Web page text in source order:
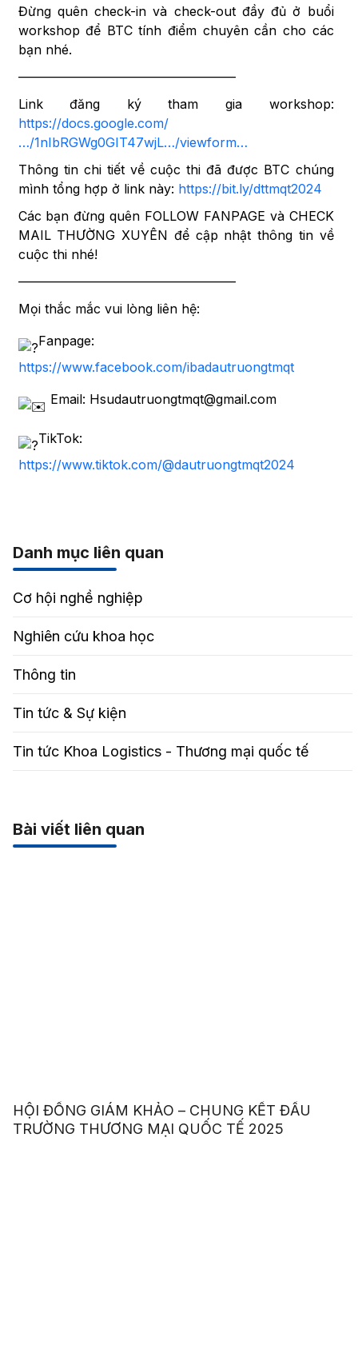
Đừng quên check-in và check-out đầy đủ ở buổi
workshop để BTC tính điểm chuyên cần cho các
bạn nhé.
—————————————————
Link đăng ký tham gia workshop:
https://docs.google.com/
…/1nIbRGWg0GIT47wjL…/viewform…
Thông tin chi tiết về cuộc thi đã được BTC chúng
mình tổng hợp ở link này: https://bit.ly/dttmqt2024
Các bạn đừng quên FOLLOW FANPAGE và CHECK
MAIL THƯỜNG XUYÊN để cập nhật thông tin về
cuộc thi nhé!
—————————————————
Mọi thắc mắc vui lòng liên hệ:
Fanpage:
https://www.facebook.com/ibadautruongtmqt
Email: Hsudautruongtmqt@gmail.com
TikTok:
https://www.tiktok.com/@dautruongtmqt2024
Danh mục liên quan
Cơ hội nghề nghiệp
Nghiên cứu khoa học
Thông tin
Tin tức & Sự kiện
Tin tức Khoa Logistics - Thương mại quốc tế
Bài viết liên quan
HỘI ĐỒNG GIÁM KHẢO – CHUNG KẾT ĐẤU
TRƯỜNG THƯƠNG MẠI QUỐC TẾ 2025